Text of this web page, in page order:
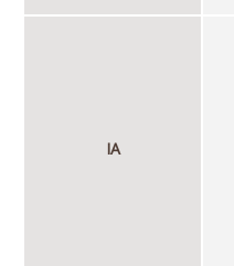
IA